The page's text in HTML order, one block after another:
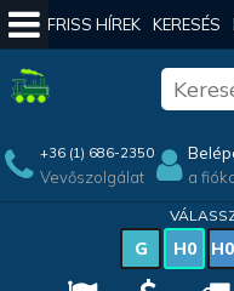
FRISS HÍREK KERESÉS
+36 (1) 686-2350
Vevőszolgálat
a
G H0